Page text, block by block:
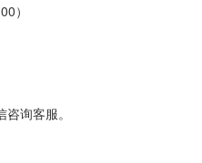
）
咨询客服。